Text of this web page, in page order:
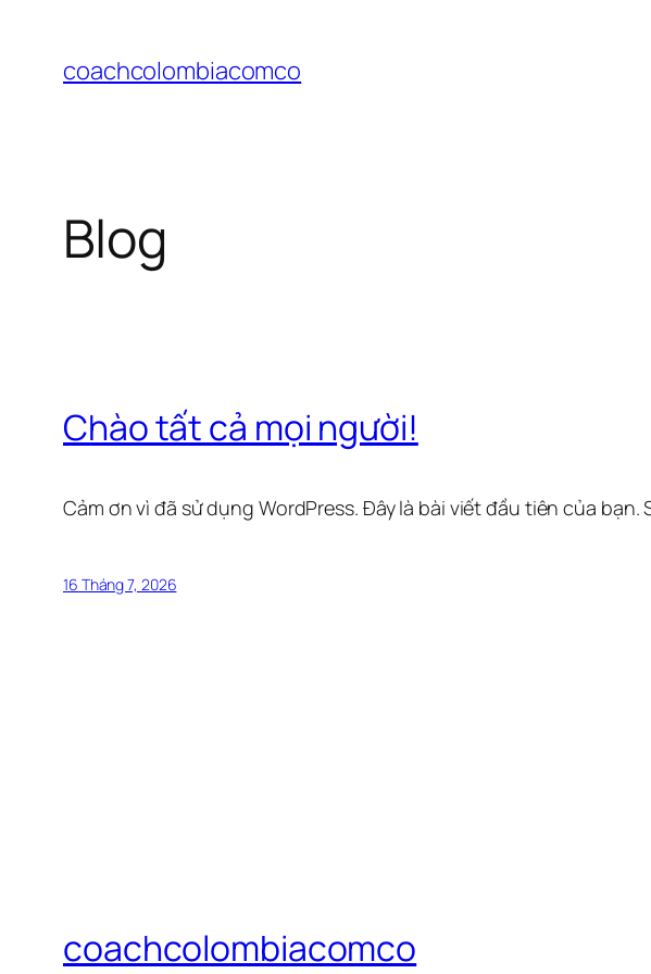
coachcolombiacomco
Blog
Chào tất cả mọi người!
Cảm ơn vì đã sử dụng WordPress. Đây là bài viết đầu tiên của
16 Tháng 7, 2026
coachcolombiacomco